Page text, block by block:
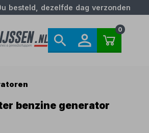
besteld, dezelfde dag verzonden
0
benzine generator